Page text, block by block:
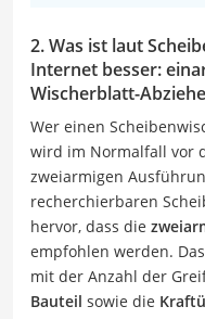
2. Was ist laut
Internet besser:
Wischerblatt-
Wer einen
wird im Normalfall vor
zweiarmigen
recherchierbaren
hervor, dass die
empfohlen werden.
mit der Anzahl der
Bauteil sowie die